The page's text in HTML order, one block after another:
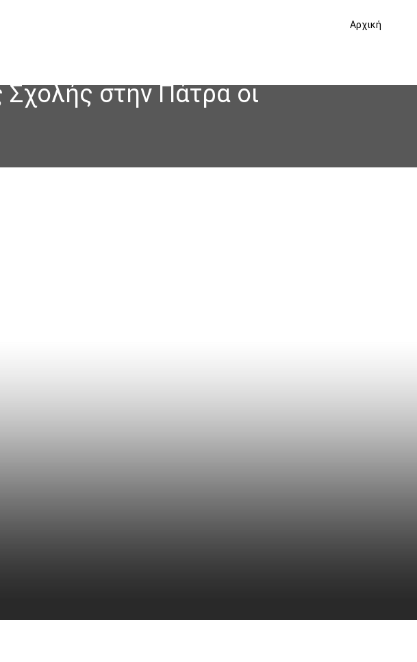
Αρχική
Σχολής στην Πάτρα οι